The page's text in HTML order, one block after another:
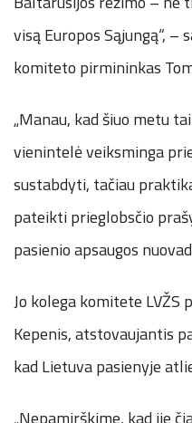
visą Europos Sąjungą“, –
komiteto pirmininkas
„Manau, kad šiuo metu
vienintelė veiksminga
sustabdyti, tačiau
pateikti prieglobsčio
pasienio apsaugos
Jo kolega komitete LVŽS
Kepenis, atstovaujantis
kad Lietuva pasienyje